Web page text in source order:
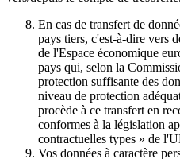
En cas de transfert de
pays tiers, c'est-à-dire vers
de l'Espace économique
pays qui, selon la
protection suffisante des
niveau de protection
procède à ce transfert en
conformes à la législation
contractuelles types » de
Vos données à caractère